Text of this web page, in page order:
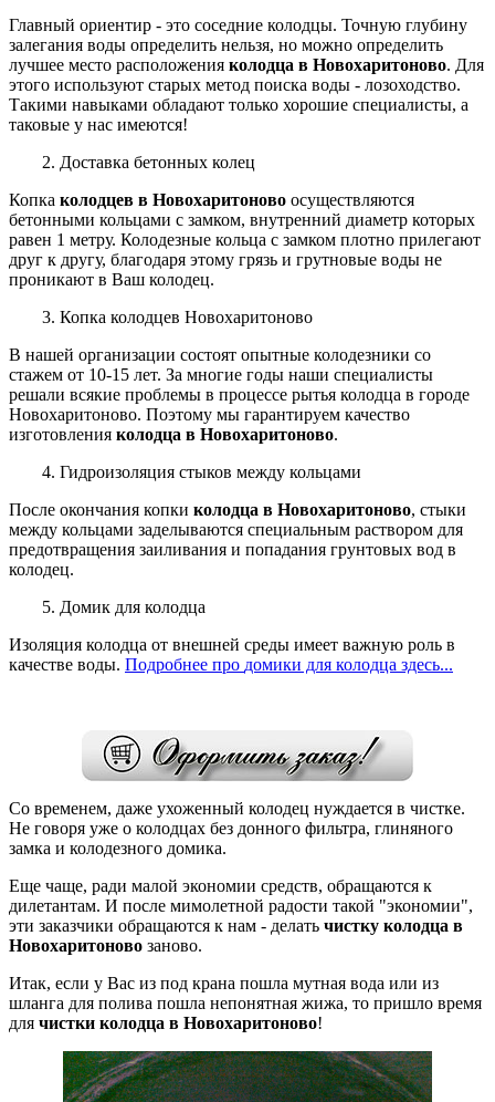
Главный ориентир - это соседние колодцы. Точную глубину
залегания воды определить нельзя, но можно определить
лучшее место расположения колодца в Новохаритоново. Для
этого используют старых метод поиска воды - лозоходство.
Такими навыками обладают только хорошие специалисты, а
таковые у нас имеются!
2. Доставка бетонных колец
Копка колодцев в Новохаритоново осуществляются
бетонными кольцами с замком, внутренний диаметр которых
равен 1 метру. Колодезные кольца с замком плотно прилегают
друг к другу, благодаря этому грязь и грутновые воды не
проникают в Ваш колодец.
3. Копка колодцев Новохаритоново
В нашей организации состоят опытные колодезники со
стажем от 10-15 лет. За многие годы наши специалисты
решали всякие проблемы в процессе рытья колодца в городе
Новохаритоново. Поэтому мы гарантируем качество
изготовления колодца в Новохаритоново.
4. Гидроизоляция стыков между кольцами
После окончания копки колодца в Новохаритоново, стыки
между кольцами заделываются специальным раствором для
предотвращения заиливания и попадания грунтовых вод в
колодец.
5. Домик для колодца
Изоляция колодца от внешней среды имеет важную роль в
качестве воды. Подробнее про домики для колодца здесь...
Со временем, даже ухоженный колодец нуждается в чистке.
Не говоря уже о колодцах без донного фильтра, глиняного
замка и колодезного домика.
Еще чаще, ради малой экономии средств, обращаются к
дилетантам. И после мимолетной радости такой "экономии",
эти заказчики обращаются к нам - делать чистку колодца в
Новохаритоново заново.
Итак, если у Вас из под крана пошла мутная вода или из
шланга для полива пошла непонятная жижа, то пришло время
для чистки колодца в Новохаритоново!